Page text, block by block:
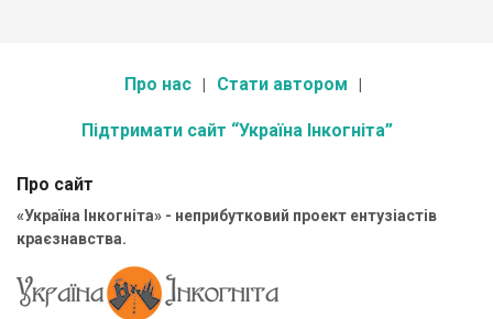
Про нас Стати автором
Підтримати сайт “Україна Інкогніта”
Про сайт
«Україна Інкогніта» - неприбутковий проект ентузіастів
краєзнавства.